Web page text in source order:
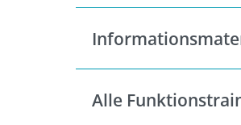
Alle